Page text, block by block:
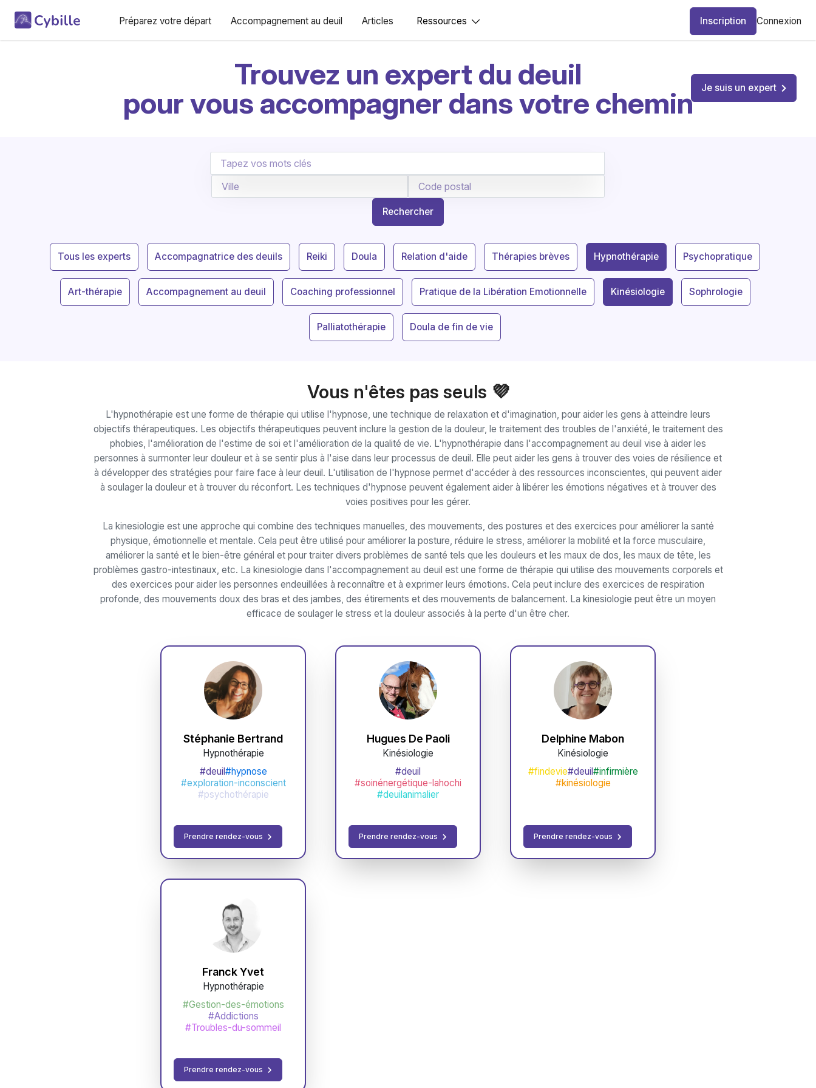
Préparez votre départ Accompagnement au deuil Articles Ressources Inscription Connexion
Trouvez un expert du deuil
pour vous accompagner dans votre chemin
Je suis un expert
Rechercher
Tous les experts Accompagnatrice des deuils Reiki Doula Relation d'aide Thérapies brèves Hypnothérapie Psychopratique
Art-thérapie Accompagnement au deuil Coaching professionnel Pratique de la Libération Emotionnelle Kinésiologie Sophrologie
Palliatothérapie Doula de fin de vie
Vous n'êtes pas seuls 💜
L'hypnothérapie est une forme de thérapie qui utilise l'hypnose, une technique de relaxation et d'imagination, pour aider les gens à atteindre leurs
objectifs thérapeutiques. Les objectifs thérapeutiques peuvent inclure la gestion de la douleur, le traitement des troubles de l'anxiété, le traitement des
phobies, l'amélioration de l'estime de soi et l'amélioration de la qualité de vie. L'hypnothérapie dans l'accompagnement au deuil vise à aider les
personnes à surmonter leur douleur et à se sentir plus à l'aise dans leur processus de deuil. Elle peut aider les gens à trouver des voies de résilience et
à développer des stratégies pour faire face à leur deuil. L'utilisation de l'hypnose permet d'accéder à des ressources inconscientes, qui peuvent aider
à soulager la douleur et à trouver du réconfort. Les techniques d'hypnose peuvent également aider à libérer les émotions négatives et à trouver des
voies positives pour les gérer.
La kinesiologie est une approche qui combine des techniques manuelles, des mouvements, des postures et des exercices pour améliorer la santé
physique, émotionnelle et mentale. Cela peut être utilisé pour améliorer la posture, réduire le stress, améliorer la mobilité et la force musculaire,
améliorer la santé et le bien-être général et pour traiter divers problèmes de santé tels que les douleurs et les maux de dos, les maux de tête, les
problèmes gastro-intestinaux, etc. La kinesiologie dans l'accompagnement au deuil est une forme de thérapie qui utilise des mouvements corporels et
des exercices pour aider les personnes endeuillées à reconnaître et à exprimer leurs émotions. Cela peut inclure des exercices de respiration
profonde, des mouvements doux des bras et des jambes, des étirements et des mouvements de balancement. La kinesiologie peut être un moyen
efficace de soulager le stress et la douleur associés à la perte d'un être cher.
Stéphanie Bertrand
Hypnothérapie
#deuil#hypnose
#exploration-inconscient
#psychothérapie
Prendre rendez-vous
Hugues De Paoli
Kinésiologie
#deuil
#soinénergétique-lahochi
#deuilanimalier
Prendre rendez-vous
Delphine Mabon
Kinésiologie
#findevie#deuil#infirmière
#kinésiologie
Prendre rendez-vous
Franck Yvet
Hypnothérapie
#Gestion-des-émotions
#Addictions
#Troubles-du-sommeil
Prendre rendez-vous